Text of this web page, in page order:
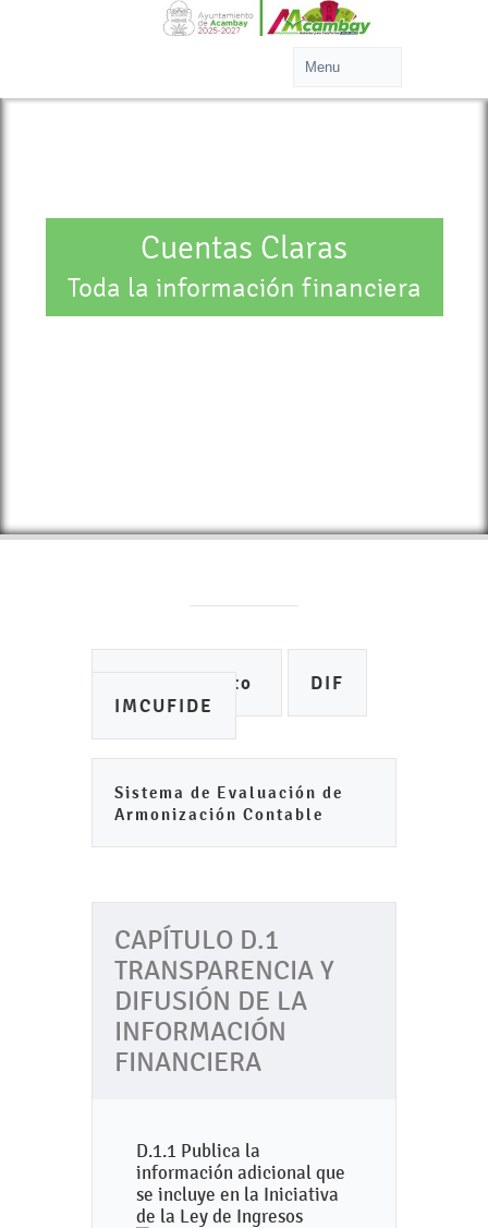
Cuentas Claras
Toda la información financiera
Ayuntamiento
DIF
IMCUFIDE
Sistema de Evaluación de
Armonización Contable
CAPÍTULO D.1
TRANSPARENCIA Y
DIFUSIÓN DE LA
INFORMACIÓN
FINANCIERA
D.1.1 Publica la
información adicional que
se incluye en la Iniciativa
de la Ley de Ingresos